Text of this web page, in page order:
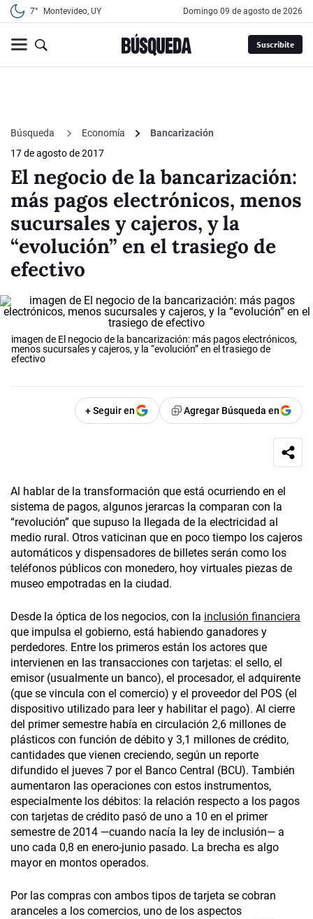
7° Montevideo, UY domingo 09 de agosto de 2026
Suscribite
Búsqueda Economía
Bancarización
17 de agosto de 2017
El negocio de la bancarización:
más pagos electrónicos, menos
sucursales y cajeros, y la
“evolución” en el trasiego de
efectivo
imagen de El negocio de la bancarización: más pagos electrónicos,
menos sucursales y cajeros, y la “evolución” en el trasiego de
efectivo
+ Seguir en Agregar Búsqueda en
Al hablar de la transformación que está ocurriendo en el
sistema de pagos, algunos jerarcas la comparan con la
“revolución” que supuso la llegada de la electricidad al
medio rural. Otros vaticinan que en poco tiempo los cajeros
automáticos y dispensadores de billetes serán como los
teléfonos públicos con monedero, hoy virtuales piezas de
museo empotradas en la ciudad.
Desde la óptica de los negocios, con la inclusión financiera
que impulsa el gobierno, está habiendo ganadores y
perdedores. Entre los primeros están los actores que
intervienen en las transacciones con tarjetas: el sello, el
emisor (usualmente un banco), el procesador, el adquirente
(que se vincula con el comercio) y el proveedor del POS (el
dispositivo utilizado para leer y habilitar el pago). Al cierre
del primer semestre había en circulación 2,6 millones de
plásticos con función de débito y 3,1 millones de crédito,
cantidades que vienen creciendo, según un reporte
difundido el jueves 7 por el Banco Central (BCU). También
aumentaron las operaciones con estos instrumentos,
especialmente los débitos: la relación respecto a los pagos
con tarjetas de crédito pasó de uno a 10 en el primer
semestre de 2014 —cuando nacía la ley de inclusión— a
uno cada 0,8 en enero-junio pasado. La brecha es algo
mayor en montos operados.
Por las compras con ambos tipos de tarjeta se cobran
aranceles a los comercios, uno de los aspectos